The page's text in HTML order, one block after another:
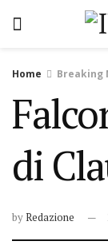
Home Breaking
di
byRedazione